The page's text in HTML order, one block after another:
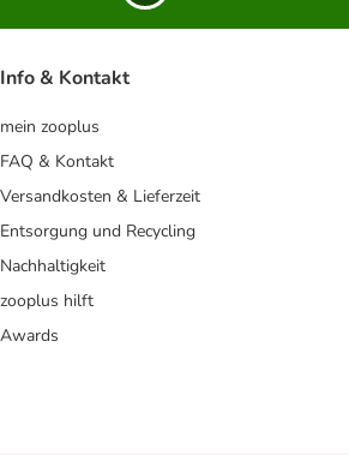
Info & Kontakt
mein zooplus
FAQ & Kontakt
Versandkosten & Lieferzeit
Entsorgung und Recycling
Nachhaltigkeit
zooplus hilft
Awards